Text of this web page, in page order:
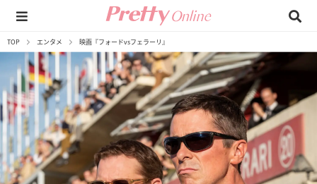
TOP エンタメ 映画『フォードvsフェラーリ』